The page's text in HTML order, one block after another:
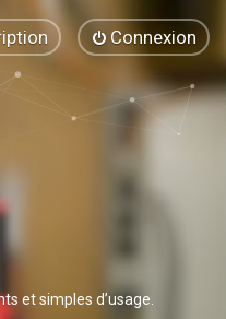
Connexion
et simples d’usage.